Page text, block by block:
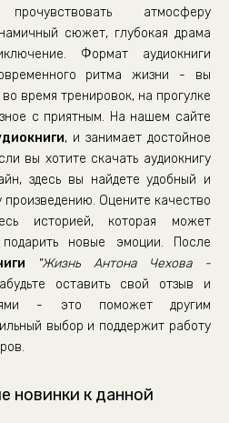
атмосферу
сюжет, глубокая драма
Формат аудиокниги
ритма жизни - вы
время тренировок, на прогулке
с приятным. На нашем сайте
, и занимает достойное
вы хотите скачать аудиокнигу
здесь вы найдете удобный и
Оцените качество
историей, которая может
новые эмоции. После
"Жизнь Антона Чехова -
оставить свой отзыв и
- это поможет другим
выбор и поддержит работу
новинки к данной